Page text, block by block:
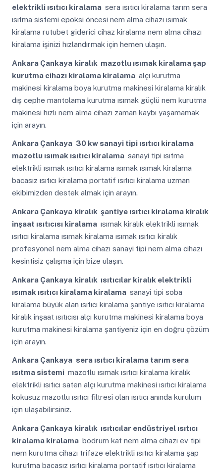
elektrikli ısıtıcı kiralama sera ısıtıcı kiralama tarım sera
ısıtma sistemi epoksi öncesi nem alma cihazı ısımak
kiralama rutubet giderici cihaz kiralama nem alma cihazı
kiralama işinizi hızlandırmak için hemen ulaşın.
Ankara Çankaya kiralık mazotlu ısımak kiralama şap
kurutma cihazı kiralama kiralama alçı kurutma
makinesi kiralama boya kurutma makinesi kiralama kiralık
dış cephe mantolama kurutma ısımak güçlü nem kurutma
makinesi hızlı nem alma cihazı zaman kaybı yaşamamak
için arayın.
Ankara Çankaya 30 kw sanayi tipi ısıtıcı kiralama
mazotlu ısımak ısıtıcı kiralama sanayi tipi ısıtma
elektrikli ısımak ısıtıcı kiralama ısımak ısımak kiralama
bacasız ısıtıcı kiralama portatif ısıtıcı kiralama uzman
ekibimizden destek almak için arayın.
Ankara Çankaya kiralık şantiye ısıtıcı kiralama kiralık
inşaat ısıtıcısı kiralama ısımak kiralık elektrikli ısımak
ısıtıcı kiralama ısımak kiralama ısımak ısıtıcı kiralık
profesyonel nem alma cihazı sanayi tipi nem alma cihazı
kesintisiz çalışma için bize ulaşın.
Ankara Çankaya kiralık ısıtıcılar kiralık elektrikli
ısımak ısıtıcı kiralama kiralama sanayi tipi soba
kiralama büyük alan ısıtıcı kiralama şantiye ısıtıcı kiralama
kiralık inşaat ısıtıcısı alçı kurutma makinesi kiralama boya
kurutma makinesi kiralama şantiyeniz için en doğru çözüm
için arayın.
Ankara Çankaya sera ısıtıcı kiralama tarım sera
ısıtma sistemi mazotlu ısımak ısıtıcı kiralama kiralık
elektrikli ısıtıcı saten alçı kurutma makinesi ısıtıcı kiralama
kokusuz mazotlu ısıtıcı filtresi olan ısıtıcı anında kurulum
için ulaşabilirsiniz.
Ankara Çankaya kiralık ısıtıcılar endüstriyel ısıtıcı
kiralama kiralama bodrum kat nem alma cihazı ev tipi
nem kurutma cihazı trifaze elektrikli ısıtıcı kiralama şap
kurutma bacasız ısıtıcı kiralama portatif ısıtıcı kiralama